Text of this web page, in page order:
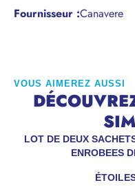
Fournisseur :Canavere
VOUS AIMEREZ AUSSI
LOT DE DEUX
ENROBEES